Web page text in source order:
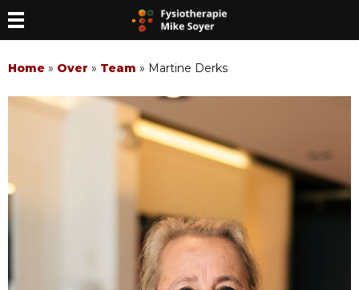
Home » Over » Team » Martine Derks